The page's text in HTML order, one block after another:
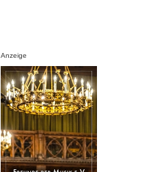
Anzeige